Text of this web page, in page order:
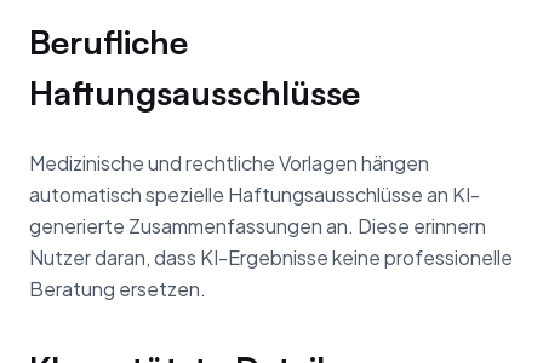
Berufliche
Haftungsausschlüsse
Medizinische und rechtliche Vorlagen hängen
automatisch spezielle Haftungsausschlüsse an KI-
generierte Zusammenfassungen an. Diese erinnern
Nutzer daran, dass KI-Ergebnisse keine professionelle
Beratung ersetzen.